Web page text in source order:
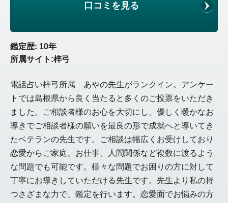
口コミを見る
鑑定歴: 10年
所属サイト:梓弓
電話占い梓弓所属 あやの先生がランクイン。アンケー
トでは島根県から良く当たると多くのご投票をいただき
ました。ご相談者様のお心を大切にし、優しく暖かなお
導きでご相談者様の願いを最良の形で成就へと導いてき
たベテランの先生です。ご相談は幅広くお受けしており
恋愛からご家庭、お仕事、人間関係など複数に渡るよう
な問題でも可能です。様々な問題でお困りの方に対して
丁寧にお導きしていただける先生です。先生より私の持
つさざまな力で、鑑定を行います。恋愛面でお悩みの方